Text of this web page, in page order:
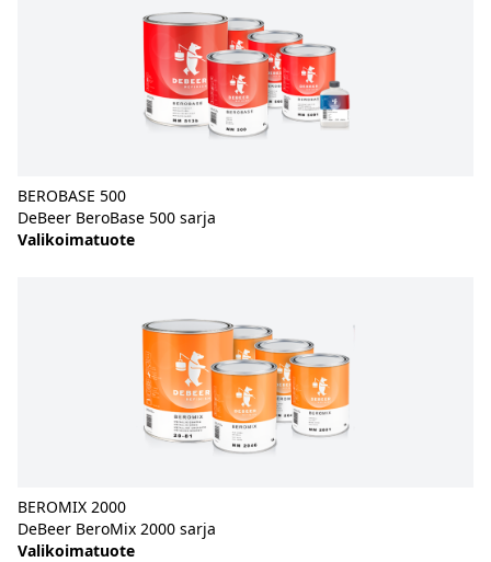
BEROBASE 500
DeBeer BeroBase 500 sarja
Valikoimatuote
BEROMIX 2000
DeBeer BeroMix 2000 sarja
Valikoimatuote